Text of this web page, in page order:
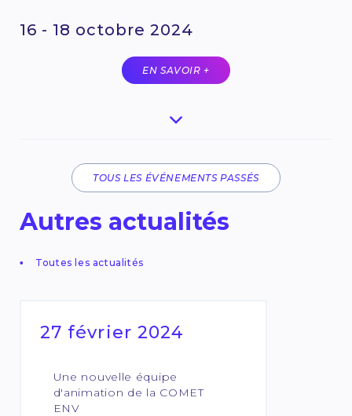
16 - 18 octobre 2024
EN SAVOIR +
TOUS LES ÉVÉNEMENTS PASSÉS
Autres actualités
Toutes les actualités
27 février 2024
Une nouvelle équipe
d'animation de la COMET
ENV